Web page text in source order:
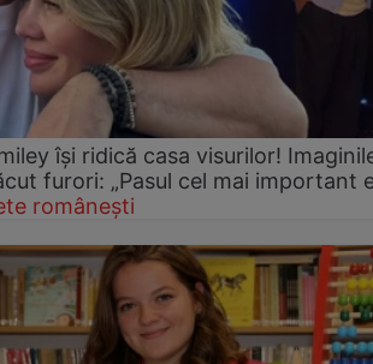
își ridică casa visurilor!
furori: „Pasul cel mai important
românești